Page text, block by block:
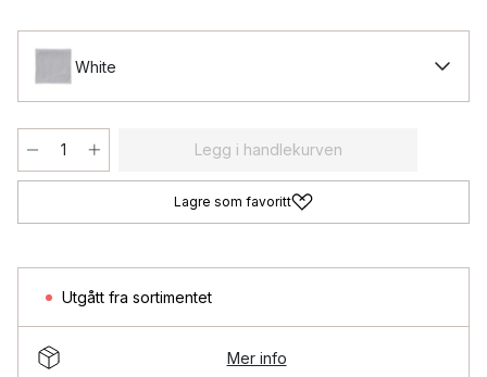
White
Legg i handlekurven
Lagre som favoritt
Utgått fra sortimentet
Mer info